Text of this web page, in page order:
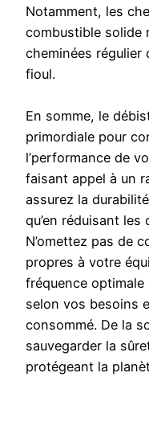
Notamment, les
combustible solide
cheminées
fioul.
En somme, le
primordiale pour
l’performance de
faisant appel à un
assurez la
qu’en réduisant les
N’omettez pas de
propres à votre
fréquence
selon vos besoins
consommé. De la
sauvegarder la
protégeant la